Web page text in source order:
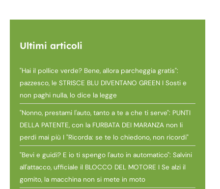
Ultimi articoli
"Hai il pollice verde? Bene, allora parcheggia gratis":
pazzesco, le STRISCE BLU DIVENTANO GREEN I Sosti e
non paghi nulla, lo dice la legge
"Nonno, prestami l'auto, tanto a te a che ti serve": PUNTI
DELLA PATENTE, con la FURBATA DEI MARANZA non li
perdi mai più I "Ricorda: se te lo chiedono, non ricordi"
"Bevi e guidi? E io ti spengo l'auto in automatico": Salvini
all'attacco, ufficiale il BLOCCO DEL MOTORE I Se alzi il
gomito, la macchina non si mete in moto